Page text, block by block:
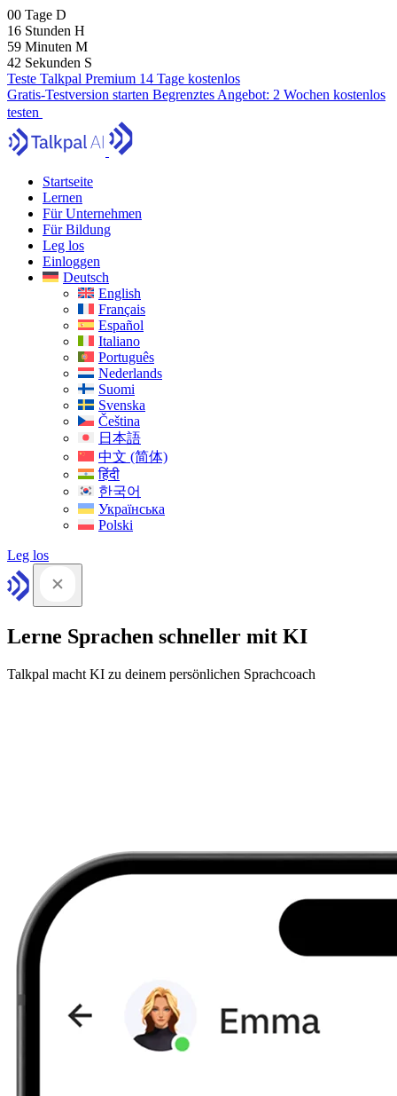
00 Tage D
16 Stunden H
59 Minuten M
41 Sekunden S
Teste Talkpal Premium 14 Tage kostenlos
Gratis-Testversion starten Begrenztes Angebot: 2 Wochen kostenlos
testen
Startseite
Lernen
Für Unternehmen
Für Bildung
Leg los
Einloggen
Deutsch
English
Français
Español
Italiano
Português
Nederlands
Suomi
Svenska
Čeština
日本語
中文 (简体)
हिंदी
한국어
Українська
Polski
Leg los
Lerne Sprachen schneller mit KI
Talkpal macht KI zu deinem persönlichen Sprachcoach